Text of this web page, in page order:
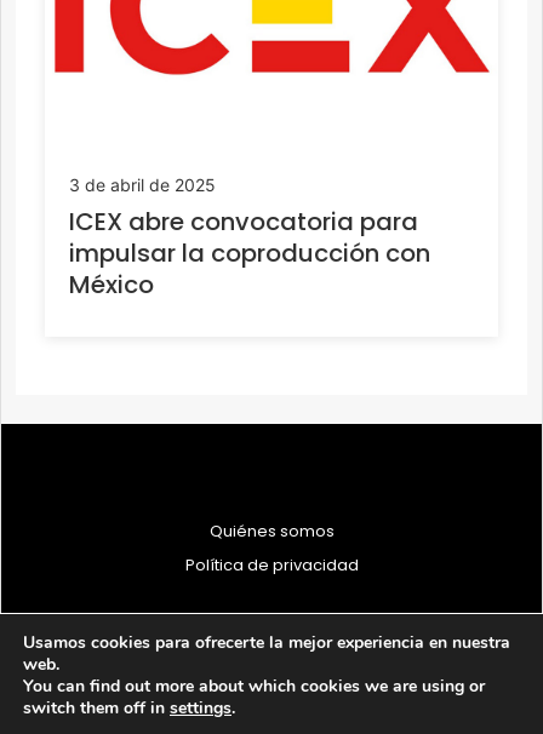
3 de abril de 2025
ICEX abre convocatoria para
impulsar la coproducción con
México
Quiénes somos
Política de privacidad
© 1997 - 2026 PRODU - Todos los derechos reservados
Usamos cookies para ofrecerte la mejor experiencia en nuestra
web.
You can find out more about which cookies we are using or
switch them off in settings.